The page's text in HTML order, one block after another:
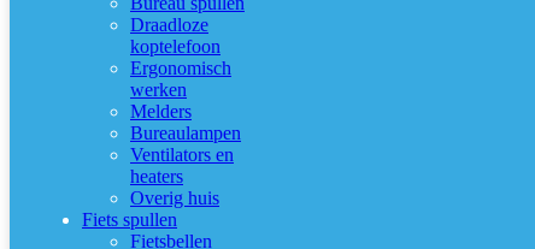
Draadloze
koptelefoon
Ergonomisch
werken
Melders
Bureaulampen
Ventilators en
heaters
Overig huis
Fiets spullen
Fietsbellen